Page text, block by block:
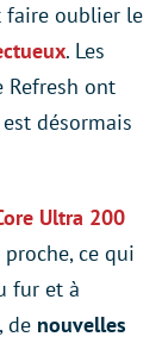
faire oublier le
. Les
Refresh ont
désormais
Ultra 200
ce qui
fur et à
, de nouvelles